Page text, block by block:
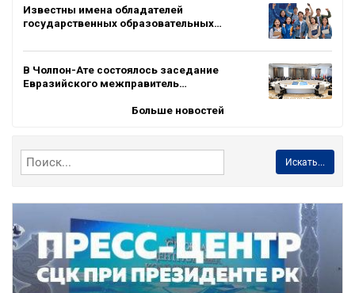
Известны имена обладателей
государственных образовательных…
В Чолпон-Ате состоялось заседание
Евразийского межправитель…
Больше новостей
Искать...